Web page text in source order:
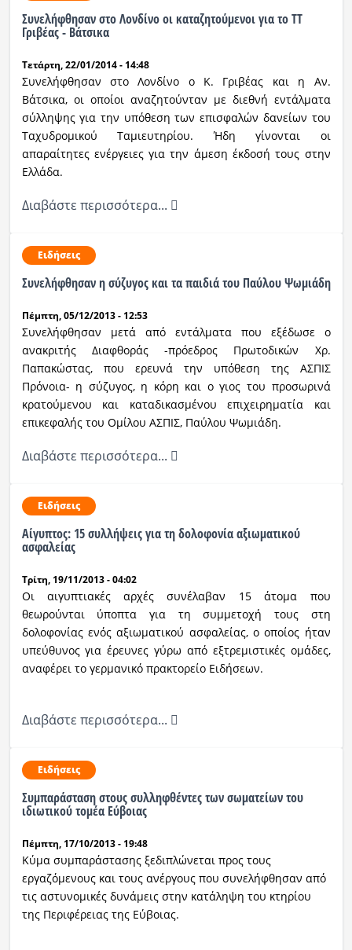
Συνελήφθησαν στο Λονδίνο οι καταζητούμενοι για το ΤΤ
Γριβέας - Βάτσικα
Τετάρτη, 22/01/2014 - 14:48
Συνελήφθησαν στο Λονδίνο ο Κ. Γριβέας και η Αν.
Βάτσικα, οι οποίοι αναζητούνταν με διεθνή εντάλματα
σύλληψης για την υπόθεση των επισφαλών δανείων του
Ταχυδρομικού Ταμιευτηρίου. Ήδη γίνονται οι
απαραίτητες ενέργειες για την άμεση έκδοσή τους στην
Ελλάδα.
Διαβάστε περισσότερα...
Ειδήσεις
Συνελήφθησαν η σύζυγος και τα παιδιά του Παύλου Ψωμιάδη
Πέμπτη, 05/12/2013 - 12:53
Συνελήφθησαν μετά από εντάλματα που εξέδωσε ο
ανακριτής Διαφθοράς -πρόεδρος Πρωτοδικών Χρ.
Παπακώστας, που ερευνά την υπόθεση της ΑΣΠΙΣ
Πρόνοια- η σύζυγος, η κόρη και ο γιος του προσωρινά
κρατούμενου και καταδικασμένου επιχειρηματία και
επικεφαλής του Ομίλου ΑΣΠΙΣ, Παύλου Ψωμιάδη.
Διαβάστε περισσότερα...
Ειδήσεις
Αίγυπτος: 15 συλλήψεις για τη δολοφονία αξιωματικού
ασφαλείας
Τρίτη, 19/11/2013 - 04:02
Οι αιγυπτιακές αρχές συνέλαβαν 15 άτομα που
θεωρούνται ύποπτα για τη συμμετοχή τους στη
δολοφονίας ενός αξιωματικού ασφαλείας, ο οποίος ήταν
υπεύθυνος για έρευνες γύρω από εξτρεμιστικές ομάδες,
αναφέρει το γερμανικό πρακτορείο Ειδήσεων.
Διαβάστε περισσότερα...
Ειδήσεις
Συμπαράσταση στους συλληφθέντες των σωματείων του
ιδιωτικού τομέα Εύβοιας
Πέμπτη, 17/10/2013 - 19:48
Κύμα συμπαράστασης ξεδιπλώνεται προς τους
εργαζόμενους και τους ανέργους που συνελήφθησαν από
τις αστυνομικές δυνάμεις στην κατάληψη του κτηρίου
της Περιφέρειας της Εύβοιας.